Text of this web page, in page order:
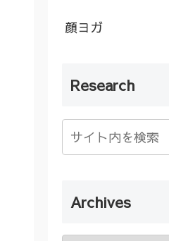
顔ヨガ
Research
Archives